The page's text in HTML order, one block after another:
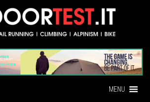
MENU